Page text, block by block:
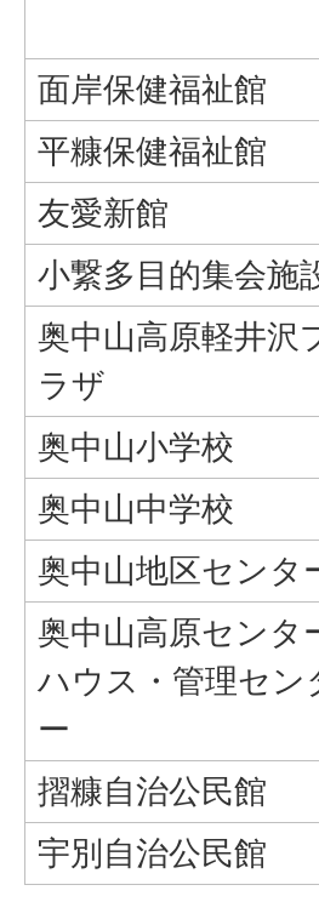
面岸保健福祉館
平糠保健福祉館
友愛新館
小繋多目的集会施
奥中山高原軽井沢
ラザ
奥中山小学校
奥中山中学校
奥中山地区センタ
奥中山高原センタ
ハウス・管理セン
ー
摺糠自治公民館
宇別自治公民館